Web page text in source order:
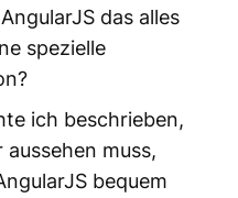
das alles
spezielle
ich beschrieben,
muss,
bequem